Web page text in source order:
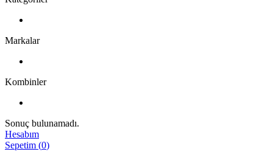
Markalar
Kombinler
Sonuç bulunamadı.
Hesabım
Sepetim (0)